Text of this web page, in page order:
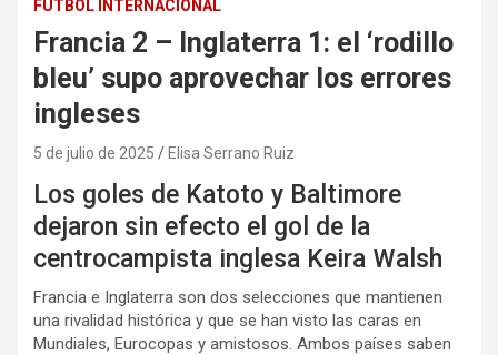
FÚTBOL INTERNACIONAL
Francia 2 – Inglaterra 1: el ‘rodillo
bleu’ supo aprovechar los errores
ingleses
5 de julio de 2025 Elisa Serrano Ruiz
Los goles de Katoto y Baltimore
dejaron sin efecto el gol de la
centrocampista inglesa Keira Walsh
Francia e Inglaterra son dos selecciones que mantienen
una rivalidad histórica y que se han visto las caras en
Mundiales, Eurocopas y amistosos. Ambos países saben